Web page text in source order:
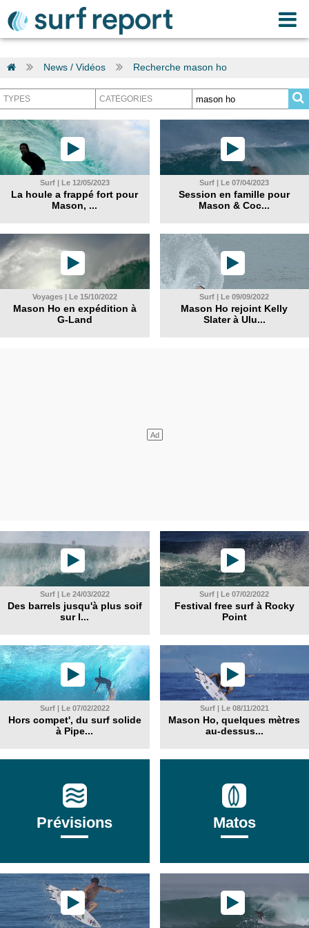
News / Vidéos Recherche mason ho
Surf | Le 12/05/2023
La houle a frappé fort pour
Mason, ...
Surf | Le 07/04/2023
Session en famille pour
Mason & Coc...
Voyages | Le 15/10/2022
Mason Ho en expédition à
G-Land
Surf | Le 09/09/2022
Mason Ho rejoint Kelly
Slater à Ulu...
Surf | Le 24/03/2022
Des barrels jusqu'à plus soif
sur l...
Surf | Le 07/02/2022
Festival free surf à Rocky
Point
Surf | Le 07/02/2022
Hors compet', du surf solide
à Pipe...
Surf | Le 08/11/2021
Mason Ho, quelques mètres
au-dessus...
Prévisions Matos